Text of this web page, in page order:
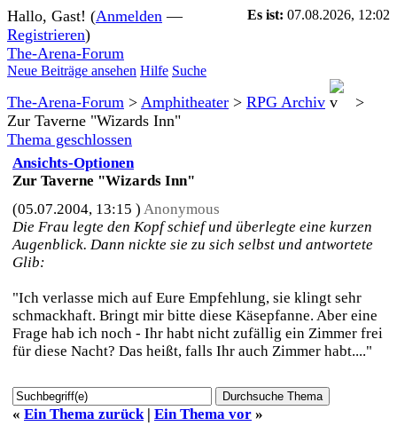
Es ist: 07.08.2026, 12:02
Hallo, Gast! (Anmelden —
Registrieren)
The-Arena-Forum
Neue Beiträge ansehen Hilfe Suche
The-Arena-Forum > Amphitheater > RPG Archiv
>
Zur Taverne "Wizards Inn"
Thema geschlossen
Ansichts-Optionen
Zur Taverne "Wizards Inn"
(05.07.2004, 13:15 ) Anonymous
Die Frau legte den Kopf schief und überlegte eine kurzen
Augenblick. Dann nickte sie zu sich selbst und antwortete
Glib:
"Ich verlasse mich auf Eure Empfehlung, sie klingt sehr
schmackhaft. Bringt mir bitte diese Käsepfanne. Aber eine
Frage hab ich noch - Ihr habt nicht zufällig ein Zimmer frei
für diese Nacht? Das heißt, falls Ihr auch Zimmer habt...."
« Ein Thema zurück| Ein Thema vor »